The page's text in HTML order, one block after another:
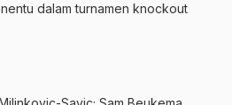
dalam turnamen knockout